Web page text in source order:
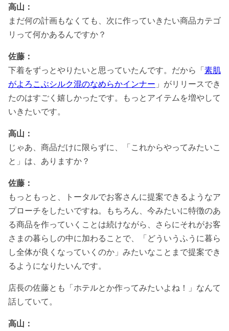
高山：
まだ何の計画もなくても、次に作っていきたい商品カテゴ
リって何かあるんですか？
佐藤：
下着をずっとやりたいと思っていたんです。だから「素肌
がよろこぶシルク混のなめらかインナー 」がリリースでき
たのはすごく嬉しかったです。もっとアイテムを増やして
いきたいです。
高山：
じゃあ、商品だけに限らずに、「これからやってみたいこ
と」は、ありますか？
佐藤：
もっともっと、トータルでお客さんに提案できるようなア
プローチをしたいですね。もちろん、今みたいに特徴のあ
る商品を作っていくことは続けながら、さらにそれがお客
さまの暮らしの中に加わることで、「どういうふうに暮ら
し全体が良くなっていくのか」みたいなことまで提案でき
るようになりたいんです。
店長の佐藤とも「ホテルとか作ってみたいよね！」なんて
話していて。
高山：